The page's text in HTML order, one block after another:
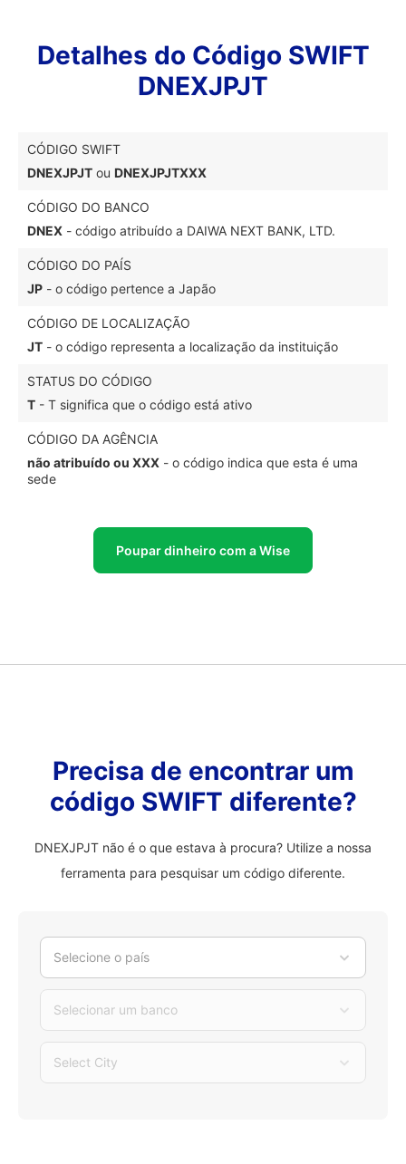
Detalhes do Código SWIFT
DNEXJPJT
CÓDIGO SWIFT
DNEXJPJT ou DNEXJPJTXXX
CÓDIGO DO BANCO
DNEX - código atribuído a DAIWA NEXT BANK, LTD.
CÓDIGO DO PAÍS
JP - o código pertence a Japão
CÓDIGO DE LOCALIZAÇÃO
JT - o código representa a localização da instituição
STATUS DO CÓDIGO
T - T significa que o código está ativo
CÓDIGO DA AGÊNCIA
não atribuído ou XXX - o código indica que esta é uma
sede
Poupar dinheiro com a Wise
Precisa de encontrar um
código SWIFT diferente?
DNEXJPJT não é o que estava à procura? Utilize a nossa
ferramenta para pesquisar um código diferente.
Selecione o país
Selecionar um banco
Select City